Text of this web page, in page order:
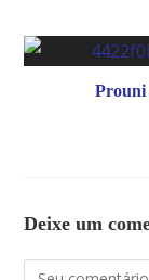
Prouni
Deixe um